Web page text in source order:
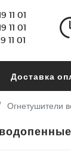
11 01
11 01
11 01
Доставка
Огнетушители